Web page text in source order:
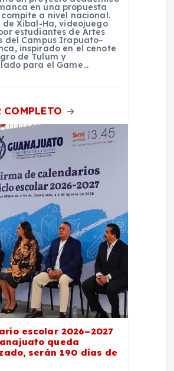
en una propuesta
a nivel nacional.
Xibal-Ha, videojuego
estudiantes de Artes
del Campus Irapuato–
inspirado en el cenote
de Tulum y
para el Game…
COMPLETO
escolar 2026–2027
queda
serán 190 días de